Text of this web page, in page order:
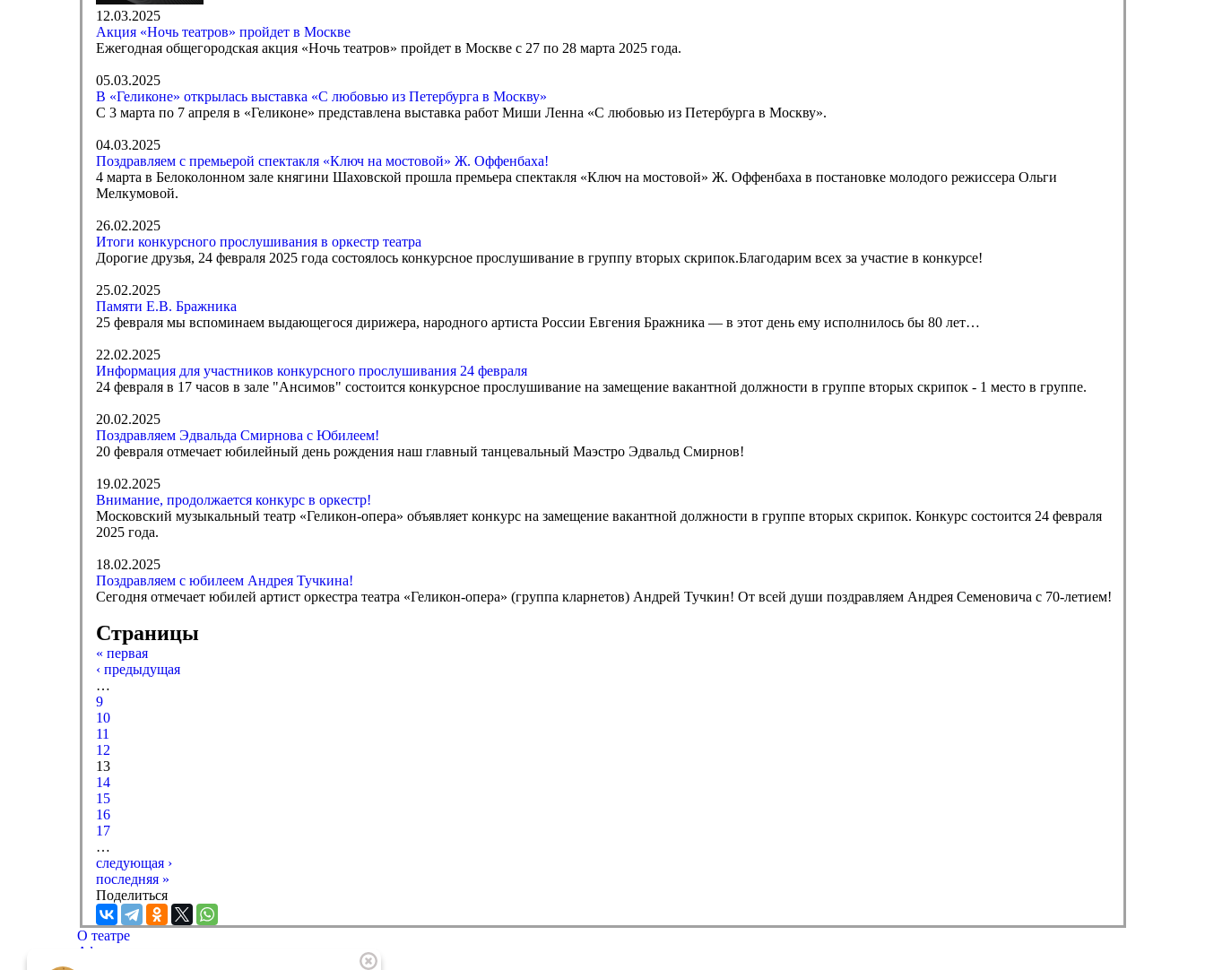
12.03.2025
Акция «Ночь театров» пройдет в Москве
Ежегодная общегородская акция «Ночь театров» пройдет в Москве с 27 по 28 марта 2025 года.
05.03.2025
В «Геликоне» открылась выставка «С любовью из Петербурга в Москву»
С 3 марта по 7 апреля в «Геликоне» представлена выставка работ Миши Ленна «С любовью из Петербурга в Москву».
04.03.2025
Поздравляем с премьерой спектакля «Ключ на мостовой» Ж. Оффенбаха!
4 марта в Белоколонном зале княгини Шаховской прошла премьера спектакля «Ключ на мостовой» Ж. Оффенбаха в постановке молодого режиссера Ольги
Мелкумовой.
26.02.2025
Итоги конкурсного прослушивания в оркестр театра
Дорогие друзья, 24 февраля 2025 года состоялось конкурсное прослушивание в группу вторых скрипок.Благодарим всех за участие в конкурсе!
25.02.2025
Памяти Е.В. Бражника
25 февраля мы вспоминаем выдающегося дирижера, народного артиста России Евгения Бражника — в этот день ему исполнилось бы 80 лет…
22.02.2025
Информация для участников конкурсного прослушивания 24 февраля
24 февраля в 17 часов в зале "Ансимов" состоится конкурсное прослушивание на замещение вакантной должности в группе вторых скрипок - 1 место в группе.
20.02.2025
Поздравляем Эдвальда Смирнова с Юбилеем!
20 февраля отмечает юбилейный день рождения наш главный танцевальный Маэстро Эдвальд Смирнов!
19.02.2025
Внимание, продолжается конкурс в оркестр!
Московский музыкальный театр «Геликон-опера» объявляет конкурс на замещение вакантной должности в группе вторых скрипок. Конкурс состоится 24 февраля
2025 года.
18.02.2025
Поздравляем с юбилеем Андрея Тучкина!
Сегодня отмечает юбилей артист оркестра театра «Геликон-опера» (группа кларнетов) Андрей Тучкин! От всей души поздравляем Андрея Семеновича с 70-летием!
Страницы
« первая
‹ предыдущая
…
9
10
11
12
13
14
15
16
17
…
следующая ›
последняя »
Поделиться
О театре
Афиша